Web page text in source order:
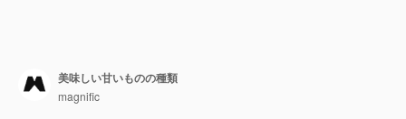
美味しい甘いものの種類
magnific